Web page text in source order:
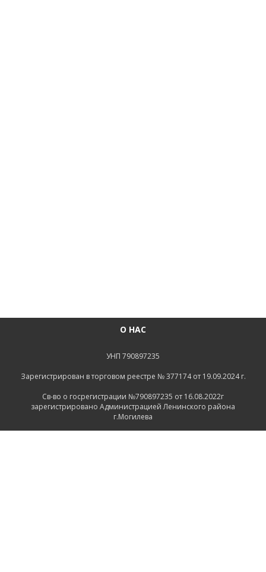
О НАС
УНП 790897235
Зарегистрирован в торговом реестре № 377174 от 19.09.2024 г.
Св-во о госрегистрации №790897235 от 16.08.2022г
зарегистрировано Администрацией Ленинского района
г.Могилева